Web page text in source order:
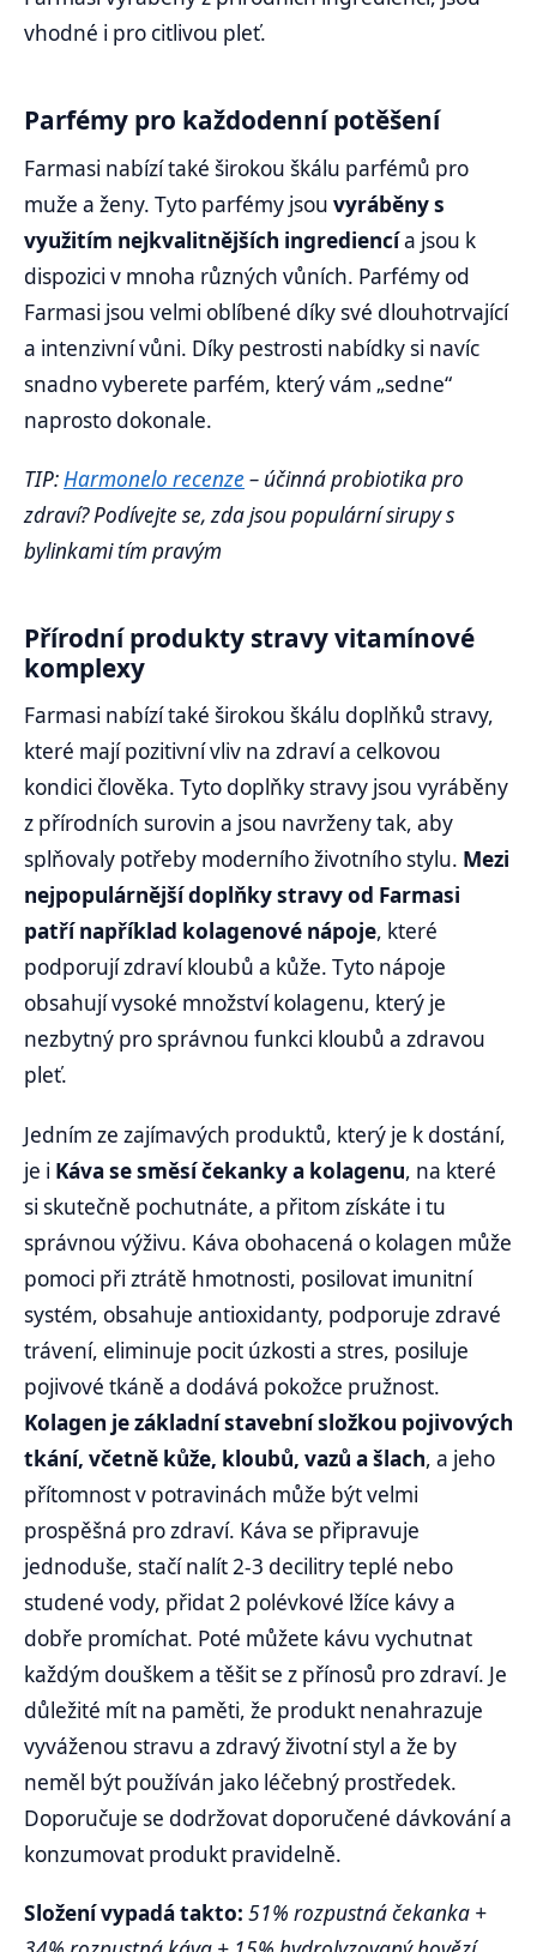
vhodné i pro citlivou pleť.
Parfémy pro každodenní potěšení
Farmasi nabízí také širokou škálu parfémů pro
muže a ženy. Tyto parfémy jsou vyráběny s
využitím nejkvalitnějších ingrediencía jsou k
dispozici v mnoha různých vůních. Parfémy od
Farmasi jsou velmi oblíbené díky své dlouhotrvající
a intenzivní vůni. Díky pestrosti nabídky si navíc
snadno vyberete parfém, který vám „sedne“
naprosto dokonale.
TIP:Harmonelo recenze – účinná probiotika pro
zdraví? Podívejte se, zda jsou populární sirupy s
bylinkami tím pravým
Přírodní produkty stravy vitamínové
komplexy
Farmasi nabízí také širokou škálu doplňků stravy,
které mají pozitivní vliv na zdraví a celkovou
kondici člověka. Tyto doplňky stravy jsou vyráběny
z přírodních surovin a jsou navrženy tak, aby
splňovaly potřeby moderního životního stylu. Mezi
nejpopulárnější doplňky stravy od Farmasi
patří například kolagenové nápoje, které
podporují zdraví kloubů a kůže. Tyto nápoje
obsahují vysoké množství kolagenu, který je
nezbytný pro správnou funkci kloubů a zdravou
pleť.
Jedním ze zajímavých produktů, který je k dostání,
je i Káva se směsí čekanky a kolagenu, na které
si skutečně pochutnáte, a přitom získáte i tu
správnou výživu. Káva obohacená o kolagen může
pomoci při ztrátě hmotnosti, posilovat imunitní
systém, obsahuje antioxidanty, podporuje zdravé
trávení, eliminuje pocit úzkosti a stres, posiluje
pojivové tkáně a dodává pokožce pružnost.
Kolagen je základní stavební složkou pojivových
tkání, včetně kůže, kloubů, vazů a šlach, a jeho
přítomnost v potravinách může být velmi
prospěšná pro zdraví. Káva se připravuje
jednoduše, stačí nalít 2-3 decilitry teplé nebo
studené vody, přidat 2 polévkové lžíce kávy a
dobře promíchat. Poté můžete kávu vychutnat
každým douškem a těšit se z přínosů pro zdraví. Je
důležité mít na paměti, že produkt nenahrazuje
vyváženou stravu a zdravý životní styl a že by
neměl být používán jako léčebný prostředek.
Doporučuje se dodržovat doporučené dávkování a
konzumovat produkt pravidelně.
Složení vypadá takto: 51% rozpustná čekanka +